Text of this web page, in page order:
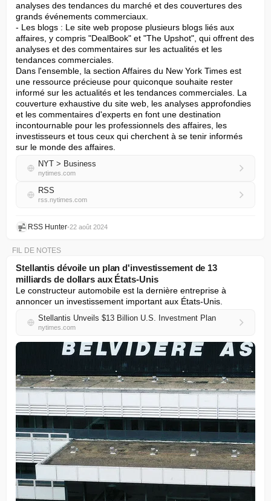
analyses des tendances du marché et des couvertures des
grands événements commerciaux.
- Les blogs : Le site web propose plusieurs blogs liés aux
affaires, y compris "DealBook" et "The Upshot", qui offrent des
analyses et des commentaires sur les actualités et les
tendances commerciales.
Dans l'ensemble, la section Affaires du New York Times est
une ressource précieuse pour quiconque souhaite rester
informé sur les actualités et les tendances commerciales. La
couverture exhaustive du site web, les analyses approfondies
et les commentaires d'experts en font une destination
incontournable pour les professionnels des affaires, les
investisseurs et tous ceux qui cherchent à se tenir informés
sur le monde des affaires.
NYT > Business
nytimes.com
RSS
rss.nytimes.com
RSS Hunter•22 août 2024
FIL DE NOTES
Stellantis dévoile un plan d'investissement de 13
milliards de dollars aux États-Unis
Le constructeur automobile est la dernière entreprise à
annoncer un investissement important aux États-Unis.
Stellantis Unveils $13 Billion U.S. Investment Plan
nytimes.com